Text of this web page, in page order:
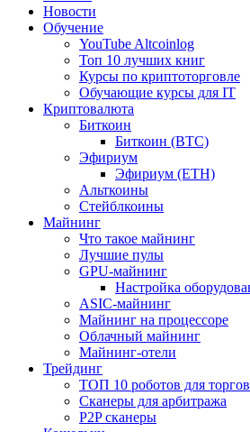
Новости
Обучение
YouTube Altcoinlog
Топ 10 лучших книг
Курсы по криптоторговле
Обучающие курсы для IT
Криптовалюта
Биткоин
Биткоин (BTC)
Эфириум
Эфириум (ETH)
Альткоины
Стейблкоины
Майнинг
Что такое майнинг
Лучшие пулы
GPU-майнинг
Настройка
ASIC-майнинг
Майнинг на процессоре
Облачный майнинг
Майнинг-отели
Трейдинг
ТОП 10 роботов для
Сканеры для арбитража
P2P сканеры